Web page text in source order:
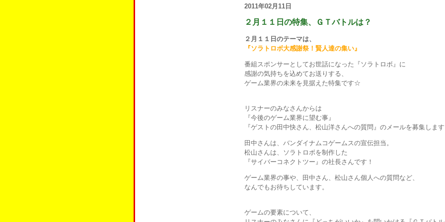
2011年02月11日
２月１１日の特集、ＧＴバトルは？
２月１１日のテーマは、
『ソラトロボ大感謝祭！賢人達の集い』
番組スポンサーとしてお世話になった『ソラトロボ』に
感謝の気持ちを込めてお送りする、
ゲーム業界の未来を見据えた特集です☆
リスナーのみなさんからは
『今後のゲーム業界に望む事』
『ゲストの田中快さん、松山洋さんへの質問』のメールを募集しま
田中さんは、バンダイナムコゲームスの宣伝担当。
松山さんは、ソラトロボを制作した
『サイバーコネクトツー』の社長さんです！
ゲーム業界の事や、田中さん、松山さん個人への質問など、
なんでもお待ちしています。
ゲームの要素について、